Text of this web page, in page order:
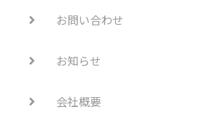
お問い合わせ
お知らせ
会社概要